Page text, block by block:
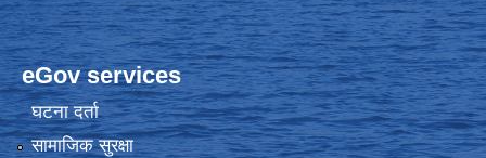
eGov services
घटना दर्ता
सामाजिक सुरक्षा